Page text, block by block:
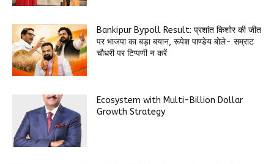
Bankipur Bypoll Result: प्रशांत किशोर की जीत
पर भाजपा का बड़ा बयान, रूपेश पाण्डेय बोले- सम्राट
चौधरी पर टिप्पणी न करें
Ecosystem with Multi-Billion Dollar
Growth Strategy